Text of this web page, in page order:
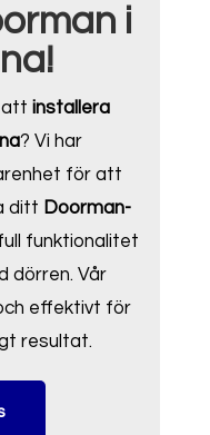
i
attinstallera
? Vi har
för att
ditt Doorman-
funktionalitet
dörren. Vår
effektivt för
resultat.